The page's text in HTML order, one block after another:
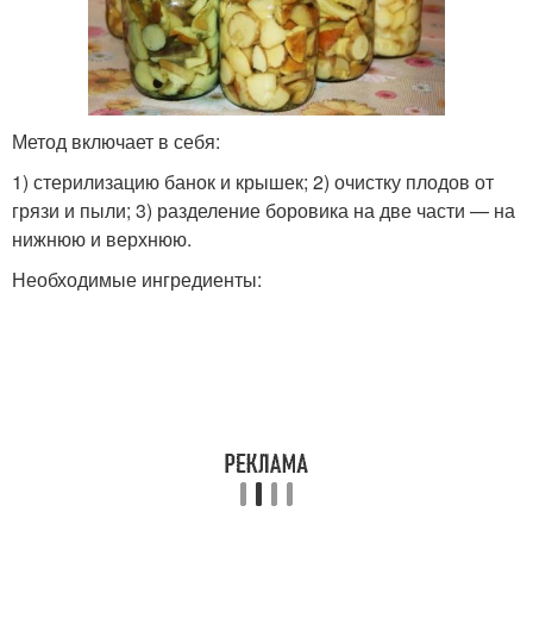
Метод включает в себя:
1) стерилизацию банок и крышек; 2) очистку плодов от
грязи и пыли; 3) разделение боровика на две части — на
нижнюю и верхнюю.
Необходимые ингредиенты: